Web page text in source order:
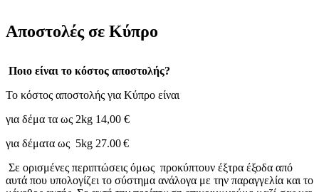
Αποστολές σε Κύπρο
Ποιο είναι το κόστος αποστολής?
Το κόστος αποστολής για Κύπρο είναι
για δέμα τα ως 2kg 14,00 €
για δέματα ως 5kg 27.00€
Σε ορισμένες περιπτώσεις όμως προκύπτουν έξτρα έξοδα από
αυτά που υπολογίζει το σύστημα ανάλογα με την παραγγελία και το